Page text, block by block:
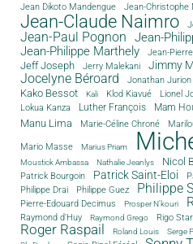
Jean Dikoto Mandengue Jean-Christophe
Jean-Claude Naimro
Jean-Paul Pognon
Jean-
Jean-Philippe Marthely
Jean-
Jeff Joseph Jerry Malekani Jimmy
Jocelyne Béroard Jonathan Jurion
Kako Bessot Kali Klod Kiavué Lionel
Lokua Kanza
Luther François Mam
Manu Lima Marie-Céline Chroné
Mario Masse Marius Priam
Moustick Ambassa Nathalie Jeanlys Nicol
Patrick Bourgoin
Patrick Saint-Eloi
Philippe Drai
Philippe Guez Philippe
Pierre-Edouard Decimus Prosper N'kouri
Raymond d'Huy
Raymond Grego Rigo Star
Roger Raspail Roland Louis Serge